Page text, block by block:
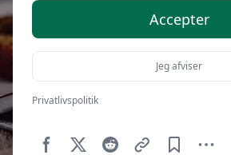
Accepter
Jeg afviser
Privatlivspolitik